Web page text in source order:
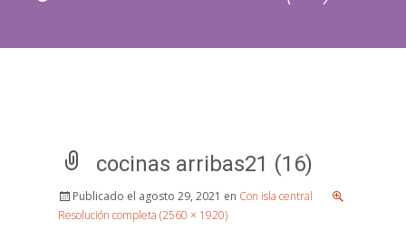
cocinas arribas21 (16)
Publicado el agosto 29, 2021 en Con isla central
Resolución completa (2560 × 1920)